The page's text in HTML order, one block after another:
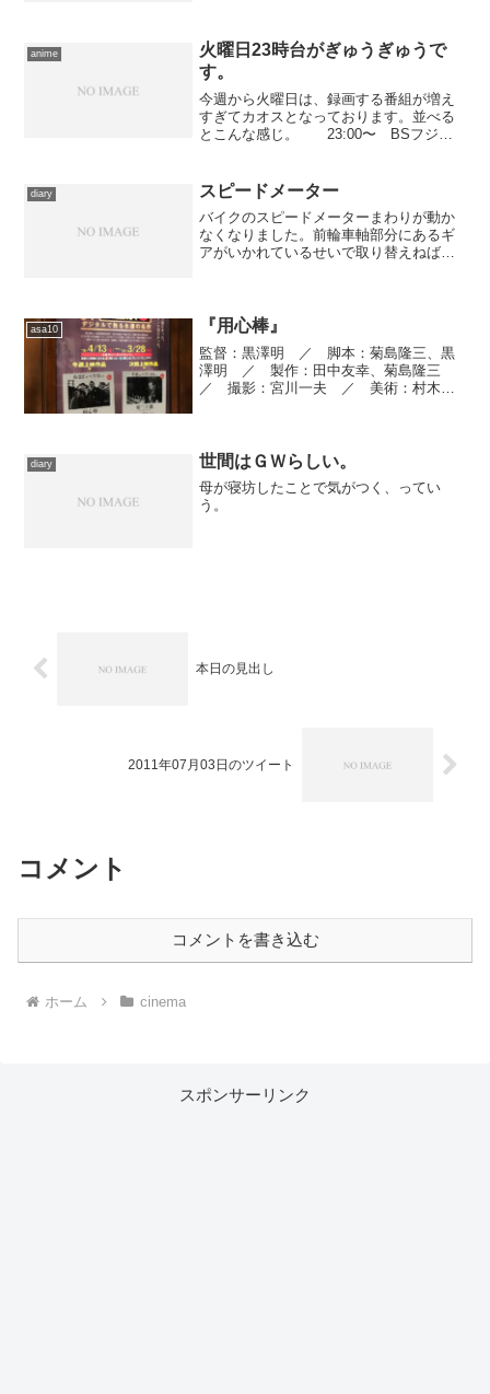
ッチーの見えないAIRWA...
anime
火曜日23時台がぎゅうぎゅうで
す。
今週から火曜日は、録画する番組が増え
すぎてカオスとなっております。並べる
とこんな感じ。 23:00〜 BSフジ
『いろはに千鳥』 23:15〜 テレビ朝
日『...
diary スピードメーター
バイクのスピードメーターまわりが動か
なくなりました。前輪車軸部分にあるギ
アがいかれているせいで取り替えねばな
のにそちらは29日着にな...
asa10 『用心棒』
監督：黒澤明 ／ 脚本：菊島隆三、黒
澤明 ／ 製作：田中友幸、菊島隆三
／ 撮影：宮川一夫 ／ 美術：村木与
技：久世竜 ／ 振付：金須...
diary 世間はＧＷらしい。
母が寝坊したことで気がつく、ってい
う。
本日の見出し
2011年07月03日のツイート
コメント
コメントを書き込む
ホーム cinema
スポンサーリンク